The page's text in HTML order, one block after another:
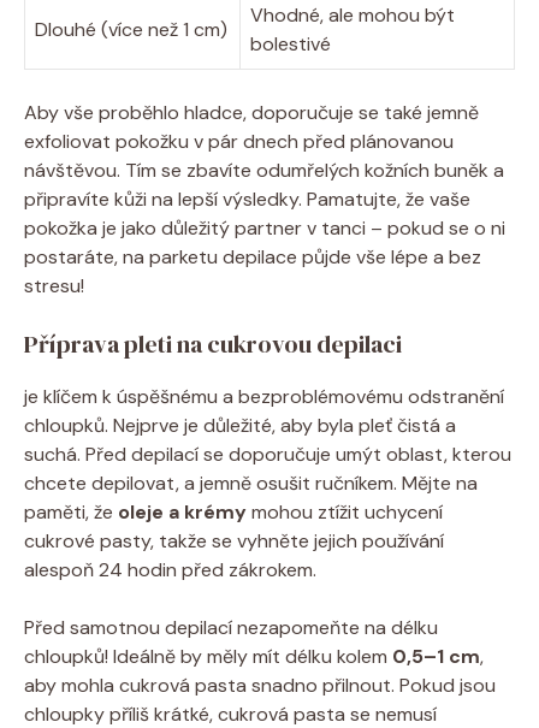
Dlouhé (více než 1 cm)
Vhodné, ale mohou být
bolestivé
Aby vše⁢ proběhlo hladce,⁤ doporučuje se také ​jemně
‍exfoliovat pokožku v pár dnech před plánovanou
návštěvou. Tím se zbavíte odumřelých kožních buněk ‌a
připravíte kůži na lepší ⁢výsledky. Pamatujte,⁢ že vaše
pokožka je jako důležitý partner ​v ⁢tanci – pokud se o ni
postaráte,‍ na parketu ‌depilace půjde vše lépe ⁢a bez
stresu!
Příprava​ pleti na‍ cukrovou‌ depilaci
je klíčem k⁢ úspěšnému‌ a bezproblémovému odstranění
‌chloupků. ‌Nejprve je důležité, aby byla pleť čistá a
suchá. Před ‍depilací se doporučuje umýt oblast, kterou
chcete depilovat, a jemně osušit ručníkem. Mějte ⁤na‌
paměti, ​že⁢ oleje a ‍krémymohou ztížit uchycení
⁣cukrové pasty, takže se vyhněte jejich používání
alespoň​ 24 hodin před zákrokem.
Před samotnou depilací nezapomeňte na délku⁢
chloupků! ‌Ideálně by měly mít ⁤délku kolem 0,5–1 cm,
aby mohla​ cukrová ‌pasta snadno⁢ přilnout. Pokud jsou
⁣chloupky příliš krátké, cukrová pasta se ​nemusí